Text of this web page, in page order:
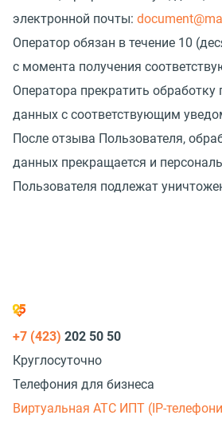
электронной почты:
Оператор обязан в течение 10 (
с момента получения
Оператора прекратить обработку
данных с соответствующим
После отзыва Пользователя,
данных прекращается и
Пользователя подлежат
+7 (423) 202 50 50
Круглосуточно
Телефония для бизнеса
Виртуальная АТС ИПТ (IP-